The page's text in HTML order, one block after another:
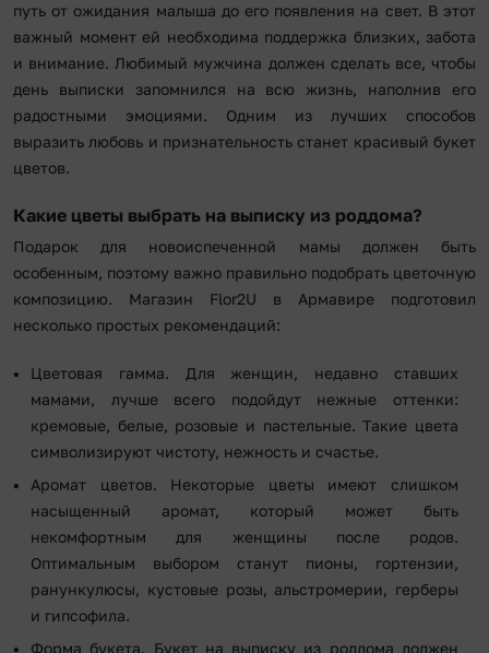
путь от ожидания малыша до его появления на свет. В этот
важный момент ей необходима поддержка близких, забота
и внимание. Любимый мужчина должен сделать все, чтобы
день выписки запомнился на всю жизнь, наполнив его
радостными эмоциями. Одним из лучших способов
выразить любовь и признательность станет красивый букет
цветов.
Какие цветы выбрать на выписку из роддома?
Подарок для новоиспеченной мамы должен быть
особенным, поэтому важно правильно подобрать цветочную
композицию. Магазин Flor2U в Армавире подготовил
несколько простых рекомендаций:
Цветовая гамма. Для женщин, недавно ставших
мамами, лучше всего подойдут нежные оттенки:
кремовые, белые, розовые и пастельные. Такие цвета
символизируют чистоту, нежность и счастье.
Аромат цветов. Некоторые цветы имеют слишком
насыщенный аромат, который может быть
некомфортным для женщины после родов.
Оптимальным выбором станут пионы, гортензии,
ранункулюсы, кустовые розы, альстромерии, герберы
и гипсофила.
Форма букета. Букет на выписку из роддома должен